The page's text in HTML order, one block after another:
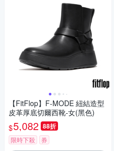
【FitFlop】F-MODE 紐結造型
皮革厚底切爾西靴-女(黑色)
$5,082 88折
限時下殺 券